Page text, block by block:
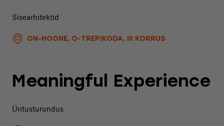
Sisearhitektid
ON-HOONE, O-TREPIKODA, III KORRUS
Meaningful Experience
Üritusturundus